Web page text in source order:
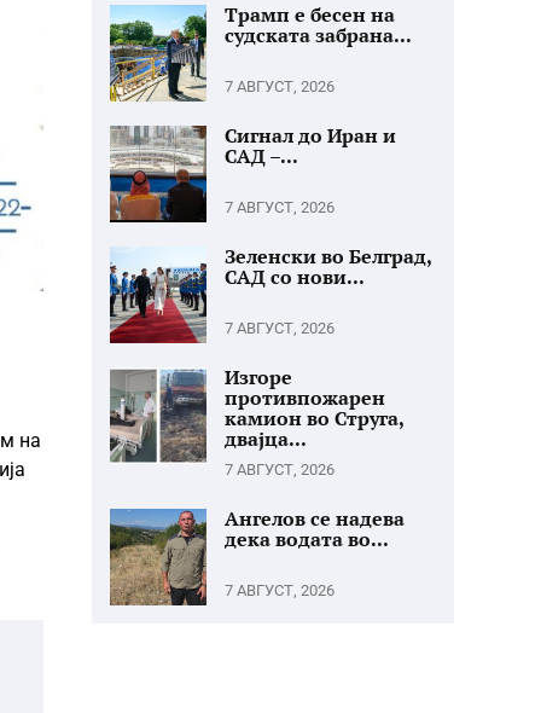
на
Трамп е бесен на
судската забрана...
7 АВГУСТ, 2026
Сигнал до Иран и
САД –...
7 АВГУСТ, 2026
Зеленски во Белград,
САД со нови...
7 АВГУСТ, 2026
Изгоре
противпожарен
камион во Струга,
двајца...
7 АВГУСТ, 2026
Ангелов се надева
дека водата во...
7 АВГУСТ, 2026